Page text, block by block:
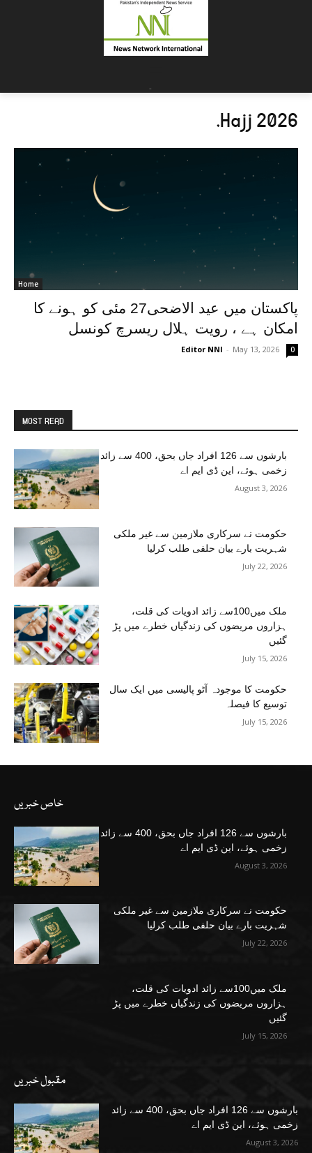
-
.Hajj 2026
Home
پاکستان میں عید الاضحی27 مئی کو ہونے کا
امکان ہے ، رویت ہلال ریسرچ کونسل
Editor NNI - May 13, 2026 0
MOST READ
بارشوں سے 126 افراد جاں بحق، 400 سے زائد
زخمی ہوئے، این ڈی ایم اے
August 3, 2026
حکومت نے سرکاری ملازمین سے غیر ملکی
شہریت بارے بیان حلفی طلب کرلیا
July 22, 2026
ملک میں100سے زائد ادویات کی قلت،
ہزاروں مریضوں کی زندگیاں خطرے میں پڑ
گئیں
July 15, 2026
حکومت کا موجودہ آٹو پالیسی میں ایک سال
توسیع کا فیصلہ
July 15, 2026
خاص خبریں
بارشوں سے 126 افراد جاں بحق، 400 سے زائد
زخمی ہوئے، این ڈی ایم اے
August 3, 2026
حکومت نے سرکاری ملازمین سے غیر ملکی
شہریت بارے بیان حلفی طلب کرلیا
July 22, 2026
ملک میں100سے زائد ادویات کی قلت،
ہزاروں مریضوں کی زندگیاں خطرے میں پڑ
گئیں
July 15, 2026
مقبول خبریں
بارشوں سے 126 افراد جاں بحق، 400 سے زائد
زخمی ہوئے، این ڈی ایم اے
August 3, 2026